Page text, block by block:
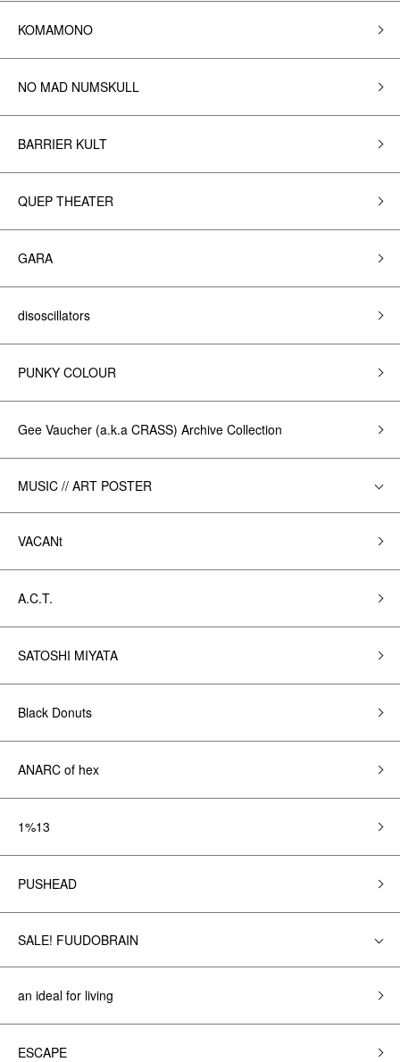
KOMAMONO
NO MAD NUMSKULL
BARRIER KULT
QUEP THEATER
GARA
disoscillators
PUNKY COLOUR
Gee Vaucher (a.k.a CRASS) Archive Collection
MUSIC // ART POSTER
VACANt
A.C.T.
SATOSHI MIYATA
Black Donuts
ANARC of hex
1%13
PUSHEAD
SALE! FUUDOBRAIN
an ideal for living
ESCAPE